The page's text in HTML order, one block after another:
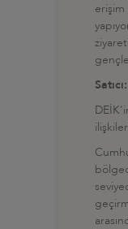
erişim